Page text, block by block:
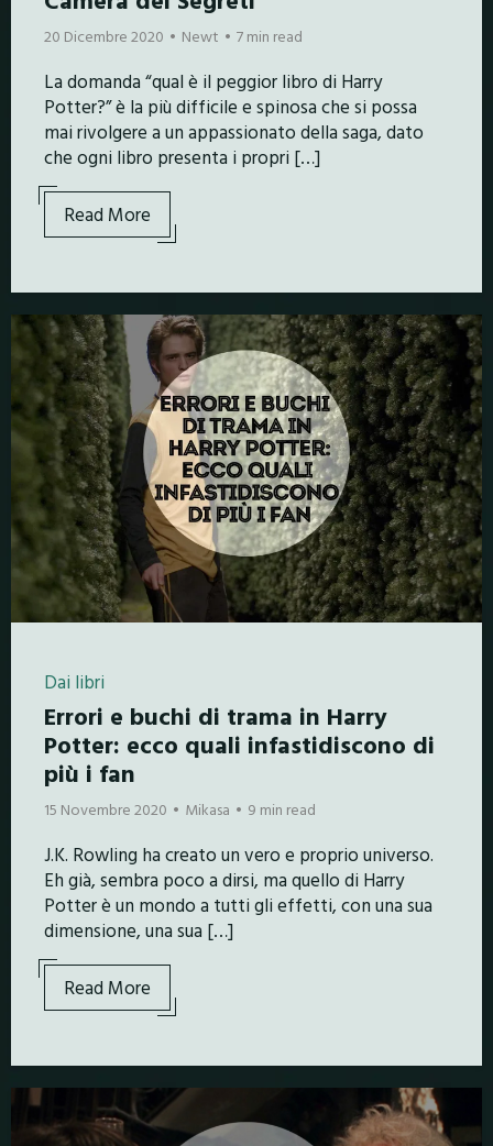
20 Dicembre 2020 Newt 7 min read
La domanda “qual è il peggior libro di Harry
Potter?” è la più difficile e spinosa che si possa
mai rivolgere a un appassionato della saga, dato
che ogni libro presenta i propri […]
Read More
Dai libri
Errori e buchi di trama in Harry
Potter: ecco quali infastidiscono di
più i fan
15 Novembre 2020 Mikasa 9 min read
J.K. Rowling ha creato un vero e proprio universo.
Eh già, sembra poco a dirsi, ma quello di Harry
Potter è un mondo a tutti gli effetti, con una sua
dimensione, una sua […]
Read More